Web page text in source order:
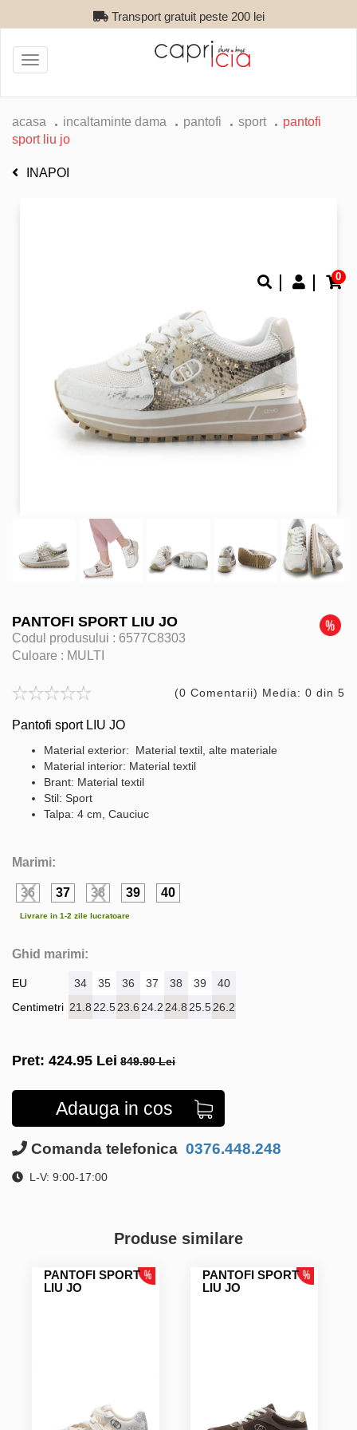
Transport gratuit peste 200 lei
0
Toggle
navigation
acasa incaltaminte dama pantofi sport
pantofi
sport liu jo
INAPOI
PANTOFI SPORT LIU JO
Codul produsului : 6577C8303
Culoare : MULTI
(0 Comentarii) Media: 0 din 5
Pantofi sport LIU JO
Material exterior: Material textil, alte materiale
Material interior: Material textil
Brant: Material textil
Stil: Sport
Talpa: 4 cm, Cauciuc
Marimi:
36 37 38 39 40
Livrare in 1-2 zile lucratoare
Ghid marimi:
EU
Centimetri
34 35 36 37 38 39
40
21.8 22.523.6 24.2 24.8 25.526.2
Pret: 424.95 Lei 849.90 Lei
Adauga in cos
Comanda telefonica 0376.448.248
L-V: 9:00-17:00
Produse similare
PANTOFI SPORT
LIU JO
PANTOFI SPORT
LIU JO